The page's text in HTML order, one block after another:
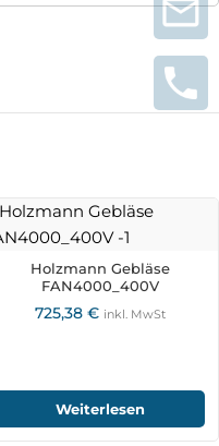
Holzmann Gebläse
FAN4000_400V
725,38 € inkl. MwSt
Weiterlesen